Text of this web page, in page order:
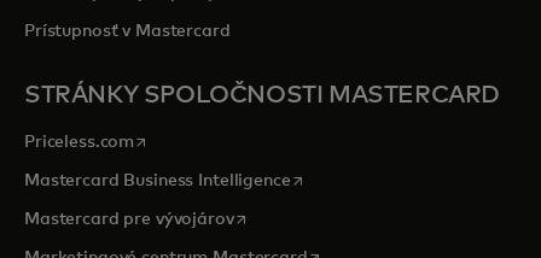
Prístupnosť v Mastercard
STRÁNKY SPOLOČNOSTI MASTERCARD
Priceless.com opens in a new tab
Mastercard Business Intelligenceopens in a new tab
Mastercard pre vývojárovopens in a new tab